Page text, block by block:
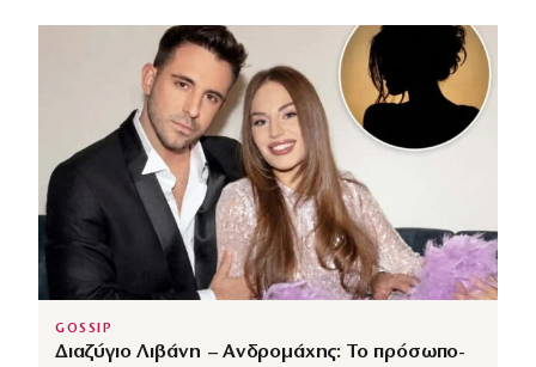
GOSSIP
Διαζύγιο Λιβάνη – Ανδρομάχης: Το πρόσωπο-